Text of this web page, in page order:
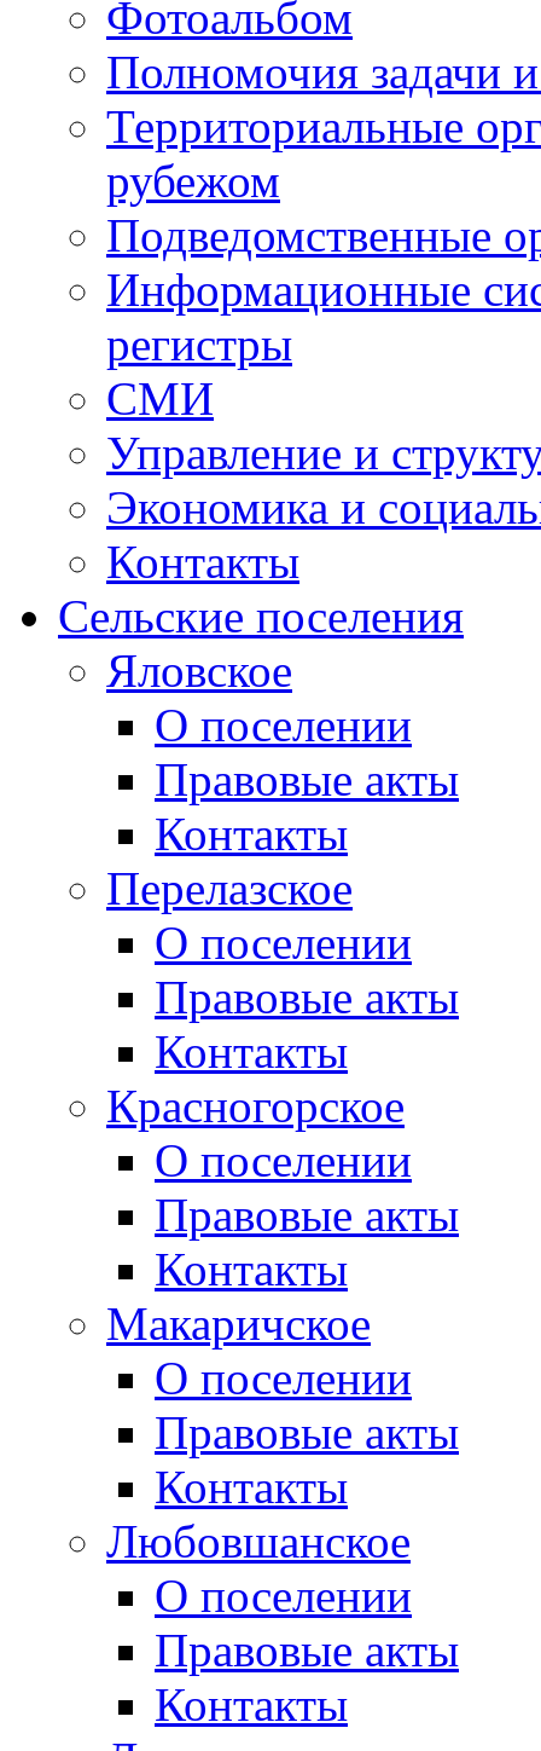
Фотоальбом
Полномочия задачи
Территориальные
рубежом
Подведомственные
Информационные
регистры
СМИ
Управление и
Экономика и
Контакты
Сельские поселения
Яловское
О поселении
Правовые акты
Контакты
Перелазское
О поселении
Правовые акты
Контакты
Красногорское
О поселении
Правовые акты
Контакты
Макаричское
О поселении
Правовые акты
Контакты
Любовшанское
О поселении
Правовые акты
Контакты